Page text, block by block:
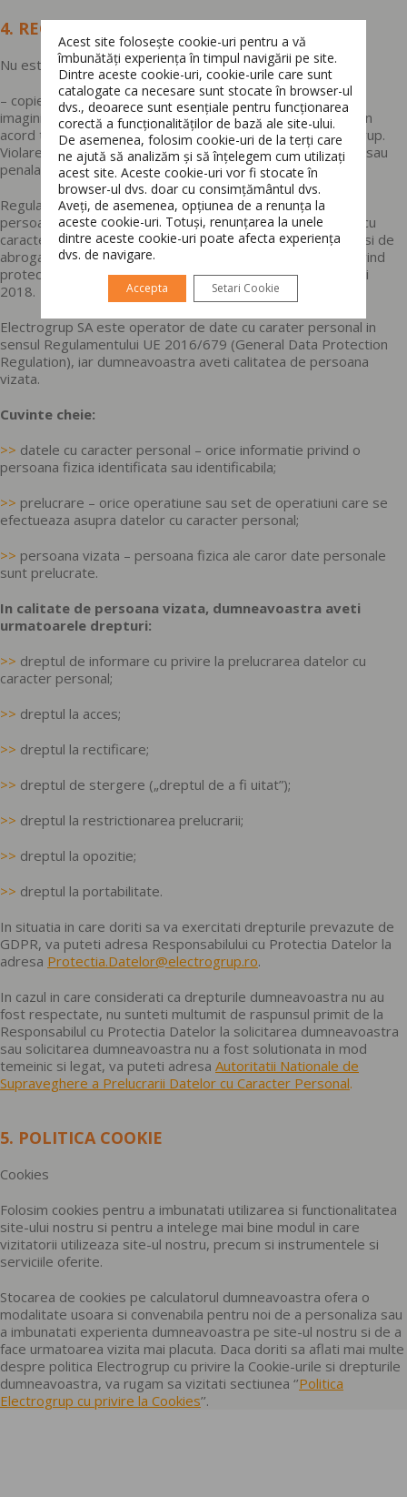
4. REGULI DE UTILIZARE
Nu este permisa:
– copierea, multiplicarea, distribuirea, arhivarea textelor,
imaginilor, filmelor existente pe www.electrogrup.ro fara un
acord transmis in prealabil, in mod scris, de catre Electrogrup.
Violarea acestei reguli atrage dupa sine raspunderea civila sau
penala.
Regulamentul nr. 679 din 27 aprilie 2016 privind protectia
persoanelor fizice in ceea ce priveste prelucrarea datelor cu
caracter personal si privind libera circulatie a acestor date si de
abrogare a Directivei 95/46/CE (Regulamentul general privind
protectia datelor) este aplicabil incepand cu data de 25 mai
2018.
Electrogrup SA este operator de date cu carater personal in
sensul Regulamentului UE 2016/679 (General Data Protection
Regulation), iar dumneavoastra aveti calitatea de persoana
vizata.
Cuvinte cheie:
>> datele cu caracter personal – orice informatie privind o
persoana fizica identificata sau identificabila;
>> prelucrare – orice operatiune sau set de operatiuni care se
efectueaza asupra datelor cu caracter personal;
>> persoana vizata – persoana fizica ale caror date personale
sunt prelucrate.
In calitate de persoana vizata, dumneavoastra aveti
urmatoarele drepturi:
>> dreptul de informare cu privire la prelucrarea datelor cu
caracter personal;
>> dreptul la acces;
>> dreptul la rectificare;
>> dreptul de stergere („dreptul de a fi uitat”);
>> dreptul la restrictionarea prelucrarii;
>> dreptul la opozitie;
>> dreptul la portabilitate.
In situatia in care doriti sa va exercitati drepturile prevazute de
GDPR, va puteti adresa Responsabilului cu Protectia Datelor la
adresa Protectia.Datelor@electrogrup.ro.
In cazul in care considerati ca drepturile dumneavoastra nu au
fost respectate, nu sunteti multumit de raspunsul primit de la
Responsabilul cu Protectia Datelor la solicitarea dumneavoastra
sau solicitarea dumneavoastra nu a fost solutionata in mod
temeinic si legat, va puteti adresa Autoritatii Nationale de
Supraveghere a Prelucrarii Datelor cu Caracter Personal.
5. POLITICA COOKIE
Cookies
Folosim cookies pentru a imbunatati utilizarea si functionalitatea
site-ului nostru si pentru a intelege mai bine modul in care
vizitatorii utilizeaza site-ul nostru, precum si instrumentele si
serviciile oferite.
Stocarea de cookies pe calculatorul dumneavoastra ofera o
modalitate usoara si convenabila pentru noi de a personaliza sau
a imbunatati experienta dumneavoastra pe site-ul nostru si de a
face urmatoarea vizita mai placuta. Daca doriti sa aflati mai multe
despre politica Electrogrup cu privire la Cookie-urile si drepturile
dumneavoastra, va rugam sa vizitati sectiunea ‘’Politica
Electrogrup cu privire la Cookies’’.
Switch The Language
Română English
Acest site folosește cookie-uri pentru a vă
îmbunătăți experiența în timpul navigării pe site.
Dintre aceste cookie-uri, cookie-urile care sunt
catalogate ca necesare sunt stocate în browser-ul
dvs., deoarece sunt esențiale pentru funcționarea
corectă a funcționalităților de bază ale site-ului.
De asemenea, folosim cookie-uri de la terți care
ne ajută să analizăm și să înțelegem cum utilizați
acest site. Aceste cookie-uri vor fi stocate în
browser-ul dvs. doar cu consimțământul dvs.
Aveți, de asemenea, opțiunea de a renunța la
aceste cookie-uri. Totuși, renunțarea la unele
dintre aceste cookie-uri poate afecta experiența
dvs. de navigare.
Accepta Setari Cookie